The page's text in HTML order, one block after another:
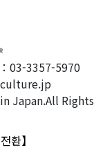
03-3357-5970
Japan.All Rights
환】